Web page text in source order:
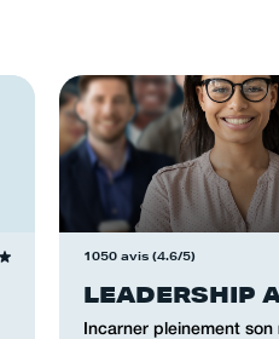
1050 avis (4.6/5)
LEADERSHIP
Incarner pleinement son